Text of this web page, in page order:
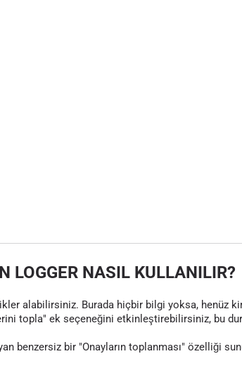
LOGGER NASIL KULLANILIR?
alabilirsiniz. Burada hiçbir bilgi yoksa, henüz
topla" ek seçeneğini etkinleştirebilirsiniz, bu
benzersiz bir "Onayların toplanması" özelliği